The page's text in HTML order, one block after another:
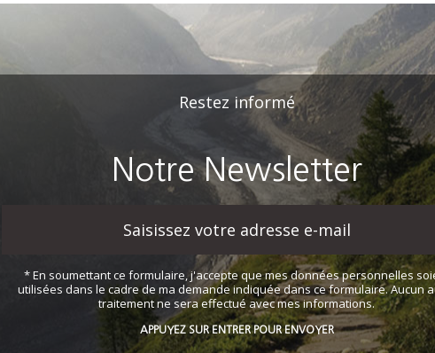
Restez informé
Notre Newsletter
* En soumettant ce formulaire, j'accepte que mes données personnelles
utilisées dans le cadre de ma demande indiquée dans ce formulaire. Aucun
traitement ne sera effectué avec mes informations.
APPUYEZ SUR ENTRER POUR ENVOYER